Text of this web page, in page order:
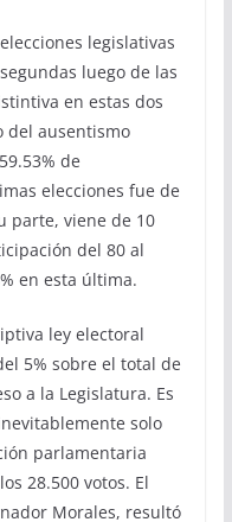
legislativas
luego de las
en estas dos
del ausentismo
de
elecciones fue de
parte, viene de 10
del 80 al
en esta última.
ley electoral
5% sobre el total de
a la Legislatura. Es
solo
parlamentaria
28.500 votos. El
Morales, resultó